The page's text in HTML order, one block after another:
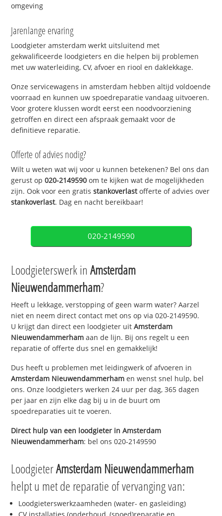
omgeving
Jarenlange ervaring
Loodgieter amsterdam werkt uitsluitend met
gekwalificeerde loodgieters en die helpen bij problemen
met uw waterleiding, CV, afvoer en riool en daklekkage.
Onze servicewagens in amsterdam hebben altijd voldoende
voorraad en kunnen uw spoedreparatie vandaag uitvoeren.
Voor grotere klussen wordt eerst een noodvoorziening
getroffen en direct een afspraak gemaakt voor de
definitieve reparatie.
Offerte of advies nodig?
Wilt u weten wat wij voor u kunnen betekenen? Bel ons dan
gerust op020-2149590 om te kijken wat de mogelijkheden
zijn. Ook voor een gratisstankoverlastofferte of advies over
stankoverlast. Dag en nacht bereikbaar!
020-2149590
Loodgieterswerk inAmsterdam
Nieuwendammerham?
Heeft u lekkage, verstopping of geen warm water? Aarzel
niet en neem direct contact met ons op via 020-2149590.
U krijgt dan direct een loodgieter uitAmsterdam
Nieuwendammerham aan de lijn. Bij ons regelt u een
reparatie of offerte dus snel en gemakkelijk!
Dus heeft u problemen met leidingwerk of afvoeren in
Amsterdam Nieuwendammerham en wenst snel hulp, bel
ons. Onze loodgieters werken 24 uur per dag, 365 dagen
per jaar en zijn elke dag bij u in de buurt om
spoedreparaties uit te voeren.
Direct hulp van een loodgieter inAmsterdam
Nieuwendammerham: bel ons 020-2149590
LoodgieterAmsterdam Nieuwendammerham
helpt u met de reparatie of vervanging van:
Loodgieterswerkzaamheden (water- en gasleiding)